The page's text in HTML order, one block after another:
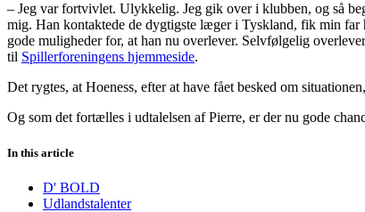
– Jeg var fortvivlet. Ulykkelig. Jeg gik over i klubben, og så
mig. Han kontaktede de dygtigste læger i Tyskland, fik min far
gode muligheder for, at han nu overlever. Selvfølgelig
til Spillerforeningens hjemmeside.
Det rygtes, at Hoeness, efter at have fået besked om
Og som det fortælles i udtalelsen af Pierre, er der nu gode
In this article
D' BOLD
Udlandstalenter